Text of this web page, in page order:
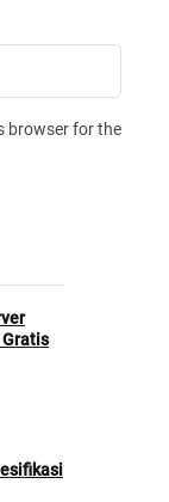
browser for the